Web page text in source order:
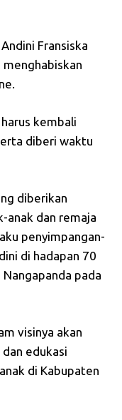
Fransiska
kembali
diberi waktu
diberikan
anak dan remaja
penyimpangan-
di hadapan 70
pada
visinya akan
edukasi
di Kabupaten